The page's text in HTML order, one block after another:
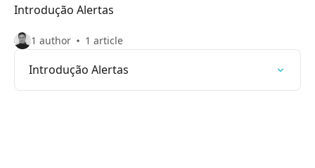
Introdução Alertas
1 author 1 article
Introdução Alertas